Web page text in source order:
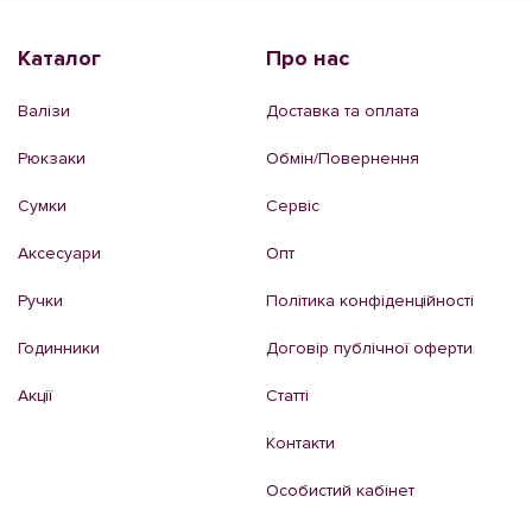
Каталог
Валізи
Рюкзаки
Сумки
Аксесуари
Ручки
Годинники
Акції
Про нас
Доставка та оплата
Обмін/Повернення
Сервіс
Опт
Політика конфіденційності
Договір публічної оферти
Статті
Контакти
Особистий кабінет